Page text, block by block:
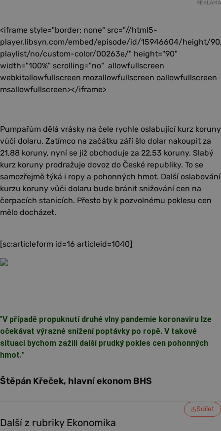
REKLAMA
<iframe style="border: none" src="//html5-
player.libsyn.com/embed/episode/id/15946604/height/
playlist/no/custom-color/00263e/" height="90"
width="100%" scrolling="no" allowfullscreen
webkitallowfullscreen mozallowfullscreen oallowfullscreen
msallowfullscreen></iframe>
Pumpařům dělá vrásky na čele rychle oslabující kurz koruny
vůči dolaru. Zatímco na začátku září šlo dolar nakoupit za
21,88 koruny, nyní se již obchoduje za 22,53 koruny. Slabý
kurz koruny prodražuje dovoz do České republiky. To se
samozřejmě týká i ropy a pohonných hmot. Další oslabování
kurzu koruny vůči dolaru bude bránit snižování cen na
čerpacích stanicích. Přesto by k pozvolnému poklesu cen
mělo docházet.
[sc:articleform id=16 articleid=1040]
"V případě propuknutí druhé vlny pandemie koronaviru lze
očekávat výrazné snížení poptávky po ropě. V takové
situaci bychom zažili další prudký pokles cen pohonných
hmot."
Štěpán Křeček, hlavní ekonom BHS
Sdílet
Další z rubriky Ekonomika